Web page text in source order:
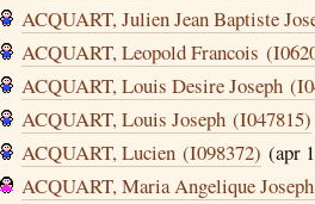
ACQUART, Julien Jean Baptiste
ACQUART, Leopold Francois
ACQUART, Louis Desire Joseph
ACQUART, Louis Joseph (I047815)
ACQUART, Lucien (I098372) (apr
ACQUART, Maria Angelique